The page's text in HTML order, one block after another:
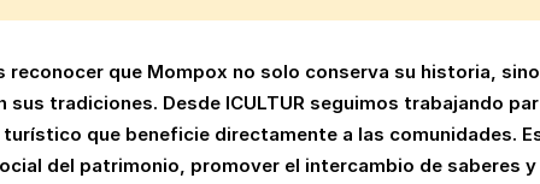
reconocer que Mompox no solo conserva su historia,
sus tradiciones. Desde ICULTUR seguimos trabajando
que beneficie directamente a las comunidades.
del patrimonio, promover el intercambio de saberes